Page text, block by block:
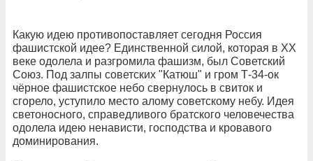
Какую идею противопоставляет сегодня Россия
фашистской идее? Единственной силой, которая в XX
веке одолела и разгромила фашизм, был Советский
Союз. Под залпы советских "Катюш" и гром Т-34-ок
чёрное фашистское небо свернулось в свиток и
сгорело, уступило место алому советскому небу. Идея
светоносного, справедливого братского человечества
одолела идею ненависти, господства и кровавого
доминирования.